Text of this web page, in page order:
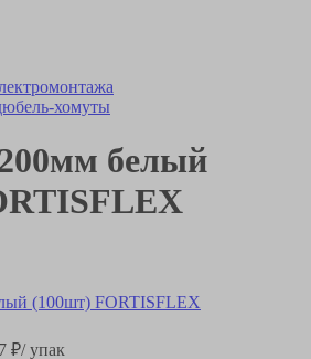
хомуты
белый
₽/ упак